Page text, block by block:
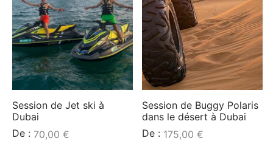
Session de Jet ski à
Dubai
De : 70,00 €
Session de Buggy Polaris
dans le désert à Dubai
De : 175,00 €